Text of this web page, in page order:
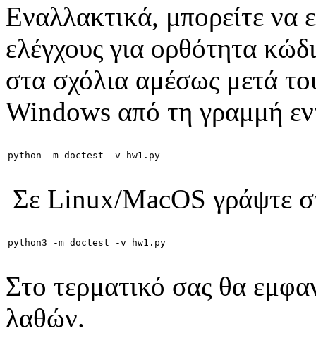
Εναλλακτικά, μπορείτε να
ελέγχους για ορθότητα
στα σχόλια αμέσως μετά
Windows από τη γραμμή
python -m doctest -v hw1.py
Σε Linux/MacOS γράψτε
python3 -m doctest -v hw1.py
Στο τερματικό σας θα
λαθών.